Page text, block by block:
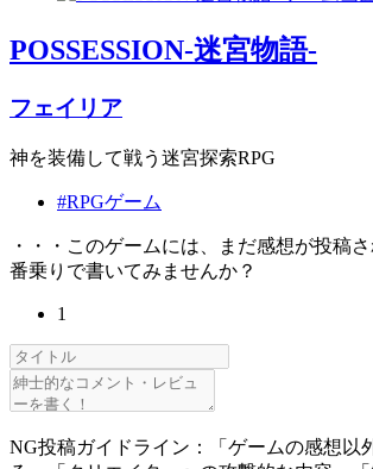
POSSESSION-迷宮物語-
フェイリア
神を装備して戦う迷宮探索RPG
#RPGゲーム
・・・このゲームには、まだ感想が投稿
番乗りで書いてみませんか？
1
NG投稿ガイドライン：「ゲームの感想以